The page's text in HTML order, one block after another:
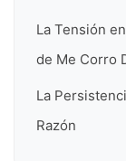
La Tensión
de Me Corro
La
Razón